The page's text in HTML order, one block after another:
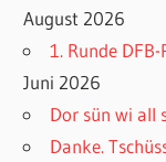
August 2026
1. Runde
Juni 2026
Dor sün wi all
Danke.